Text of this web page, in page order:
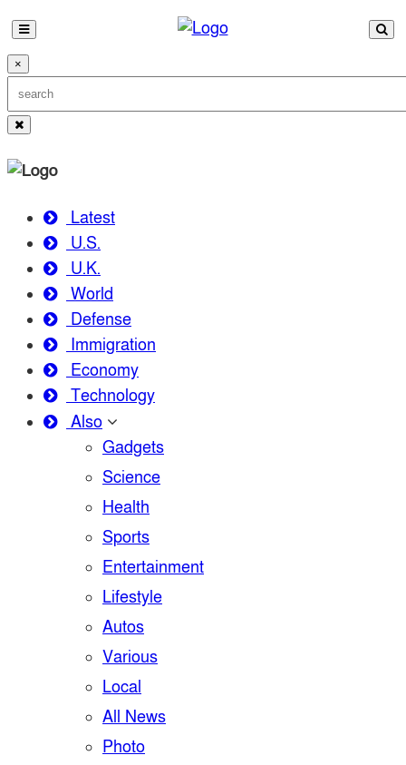
×
Latest
U.S.
U.K.
World
Defense
Immigration
Economy
Technology
Also
Gadgets
Science
Health
Sports
Entertainment
Lifestyle
Autos
Various
Local
All News
Photo